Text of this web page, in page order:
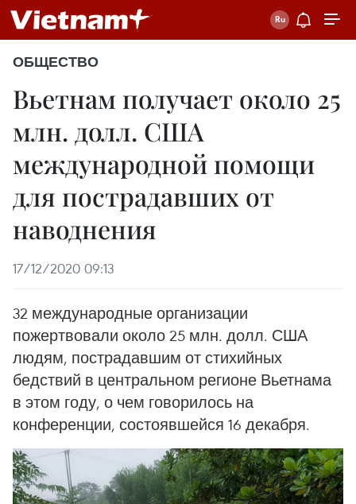
ОБЩЕСТВО
Вьетнам получает около 25
млн. долл. США
международной помощи
для пострадавших от
наводнения
17/12/2020 09:13
32 международные организации
пожертвовали около 25 млн. долл. США
людям, пострадавшим от стихийных
бедствий в центральном регионе Вьетнама
в этом году, о чем говорилось на
конференции, состоявшейся 16 декабря.